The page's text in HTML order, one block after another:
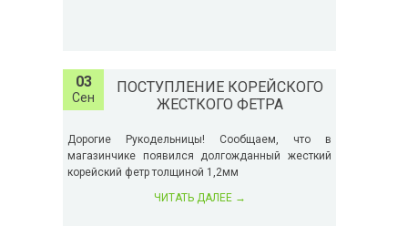
03
Сен
ПОСТУПЛЕНИЕ КОРЕЙСКОГО
ЖЕСТКОГО ФЕТРА
Дорогие Рукодельницы! Сообщаем, что в
магазинчике появился долгожданный жесткий
корейский фетр толщиной 1,2мм
ЧИТАТЬ ДАЛЕЕ →